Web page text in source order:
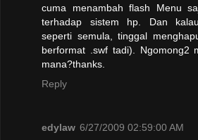
cuma menambah flash Menu
terhadap sistem hp. Dan
seperti semula, tinggal
berformat .swf tadi). Ngomong2
mana?thanks.
Reply
edylaw 6/27/2009 02:59:00 AM